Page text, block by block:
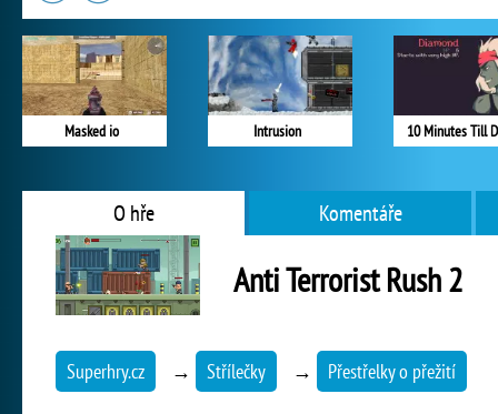
Masked io Intrusion 10 Minutes Till
O hře Komentáře
Anti Terrorist Rush 2
Superhry.cz → Střílečky → Přestřelky o přežití